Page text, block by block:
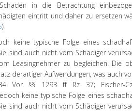
in die Betrachtung
eintritt und daher zu ersetzen
).
keine typische Folge eines
sind auch nicht vom Schädiger
Leasingnehmer zu begleichen. Die
derartiger Aufwendungen, was auch
4Vor §§ 1293 ff Rz 37; Fischer-
keine typische Folge eines
sind auch nicht vom Schädiger